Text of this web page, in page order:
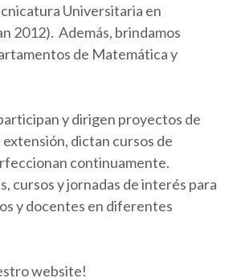
Universitaria en
2012). Además, brindamos
de Matemática y
y dirigen proyectos de
dictan cursos de
continuamente.
cursos y jornadas de interés para
y docentes en diferentes
website!